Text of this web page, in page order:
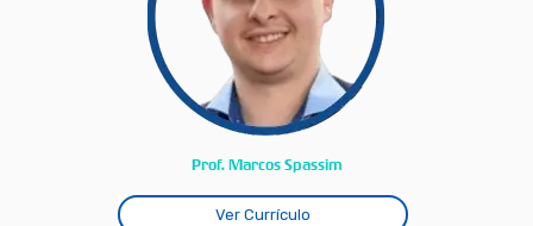
Prof. Marcos Spassim
Ver Currículo